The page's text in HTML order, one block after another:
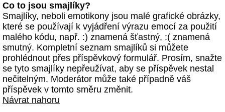
Co to jsou smajlíky?
Smajlíky, neboli emotikony jsou malé grafické obrázky,
které se používají k vyjádření výrazu emocí za použití
malého kódu, např. :) znamená šťastný, :( znamená
smutný. Kompletní seznam smajlíků si můžete
prohlédnout přes příspěvkový formulář. Prosím, snažte
se tyto smajlíky nepřeužívat, aby se příspěvek nestal
nečitelným. Moderátor může také případně váš
příspěvek v tomto směru změnit.
Návrat nahoru